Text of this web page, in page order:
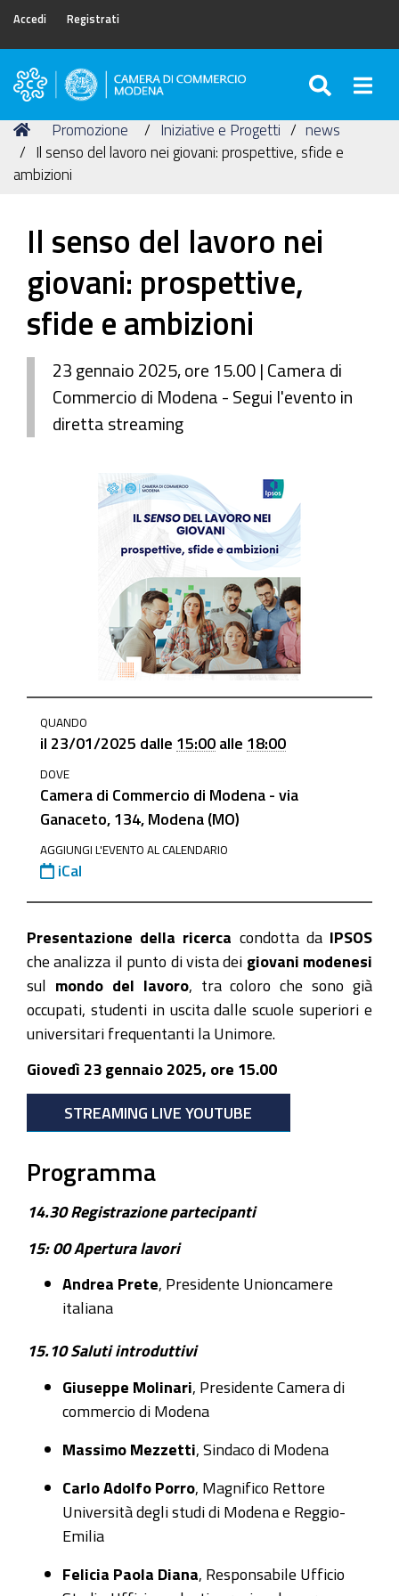
Accedi Registrati
Camera
Commercio
di
Modena
Tu
sei
qui:
Home
Promozione Iniziative e Progetti
news
Il senso del lavoro nei giovani: prospettive, sfide e
ambizioni
Il senso del lavoro nei
giovani: prospettive,
sfide e ambizioni
23 gennaio 2025, ore 15.00 | Camera di
Commercio di Modena - Segui l'evento in
diretta streaming
progetti/news/il-
senso-
del-
lavoro-
nei-
giovani-
prospettive-
e-
ambizioni
senso
lavoro
nei
giovani:
sfide
ambizioni
2025-
01-
2025,
QUANDO
il 23/01/2025 dalle 15:00 alle 18:00
DOVE
Camera di Commercio di Modena - via
Ganaceto, 134, Modena (MO)
AGGIUNGI L'EVENTO AL CALENDARIO
iCal
Presentazione della ricerca condotta da IPSOS
che analizza il punto di vista dei giovani modenesi
sul mondo del lavoro, tra coloro che sono già
occupati, studenti in uscita dalle scuole superiori e
universitari frequentanti la Unimore.
Giovedì 23 gennaio 2025, ore 15.00
STREAMING LIVE YOUTUBE
Programma
14.30 Registrazione partecipanti
15: 00 Apertura lavori
Andrea Prete , Presidente Unioncamere
italiana
15.10 Saluti introduttivi
Giuseppe Molinari , Presidente Camera di
commercio di Modena
Massimo Mezzetti , Sindaco di Modena
Carlo Adolfo Porro , Magnifico Rettore
Università degli studi di Modena e Reggio-
Emilia
Felicia Paola Diana , Responsabile Ufficio